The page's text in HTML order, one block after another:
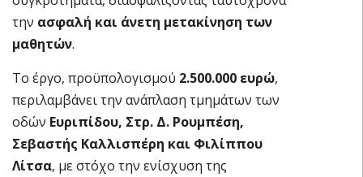
την ασφαλή και άνετη μετακίνηση των
μαθητών.
Το έργο, προϋπολογισμού 2.500.000 ευρώ,
περιλαμβάνει την ανάπλαση τμημάτων των
οδών Ευριπίδου, Στρ. Δ. Ρουμπέση,
Σεβαστής Καλλισπέρη και Φιλίππου
Λίτσα, με στόχο την ενίσχυση της